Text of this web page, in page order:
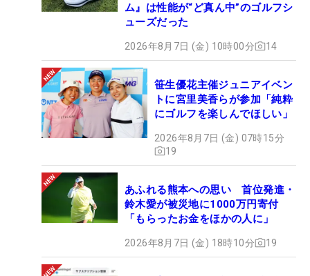
ム』は性能が“ど真ん中”のゴルフシ
ューズだった
2026年8月7日 (金) 10時00分 14
笹生優花主催ジュニアイベン
トに宮里美香らが参加「純粋
にゴルフを楽しんでほしい」
2026年8月7日 (金) 07時15分
19
あふれる熊本への思い 首位発進・
鈴木愛が被災地に1000万円寄付
「もらったお金をほかの人に」
2026年8月7日 (金) 18時10分 19